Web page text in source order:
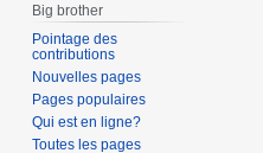
Big brother
Pointage des
contributions
Nouvelles pages
Pages populaires
Qui est en ligne?
Toutes les pages